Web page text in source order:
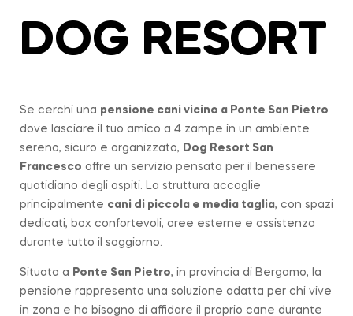
DOG RESORT
Se cerchi una pensione cani vicino a Ponte San Pietro
dove lasciare il tuo amico a 4 zampe in un ambiente
sereno, sicuro e organizzato, Dog Resort San
Francesco offre un servizio pensato per il benessere
quotidiano degli ospiti. La struttura accoglie
principalmente cani di piccola e media taglia, con spazi
dedicati, box confortevoli, aree esterne e assistenza
durante tutto il soggiorno.
Situata a Ponte San Pietro, in provincia di Bergamo, la
pensione rappresenta una soluzione adatta per chi vive
in zona e ha bisogno di affidare il proprio cane durante